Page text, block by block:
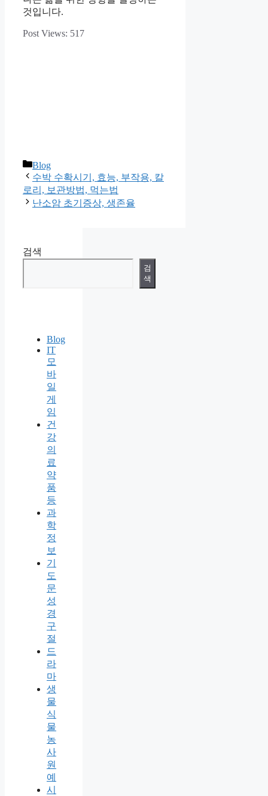
것입니다.
Post Views: 517
카
테
고
리
Blog
수박 수확시기, 효능, 부작용, 칼
로리, 보관방법, 먹는법
난소암 초기증상, 생존율
검색
검
색
Blog
IT
모
바
일
게
임
건
강
의
료
약
품
등
과
학
정
보
기
도
문
성
경
구
절
드
라
마
생
물
식
물
농
사
원
예
시